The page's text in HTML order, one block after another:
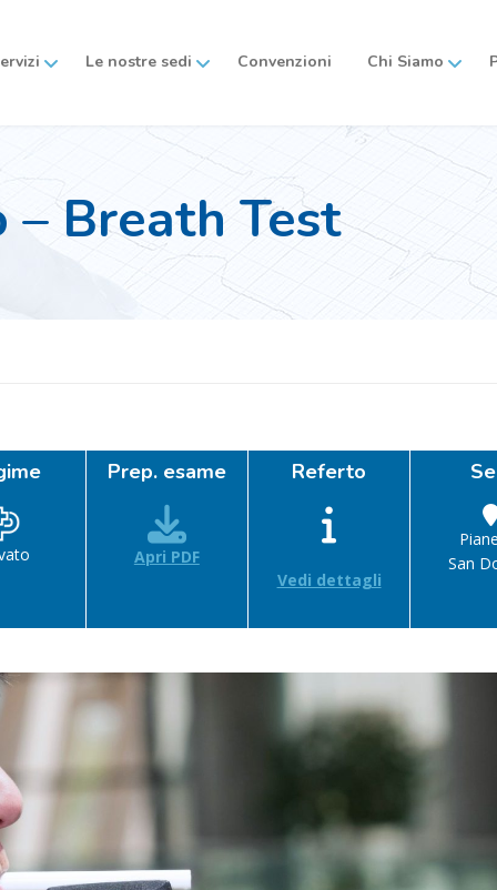
Le nostre sedi Convenzioni Chi Siamo
– Breath Test
Prep. esame
Apri PDF
Referto
Vedi dettagli
San